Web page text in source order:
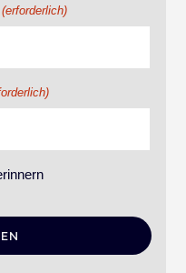
(erforderlich)